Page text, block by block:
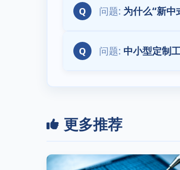
Q 为什么“新
Q 中小型定制
更多推荐